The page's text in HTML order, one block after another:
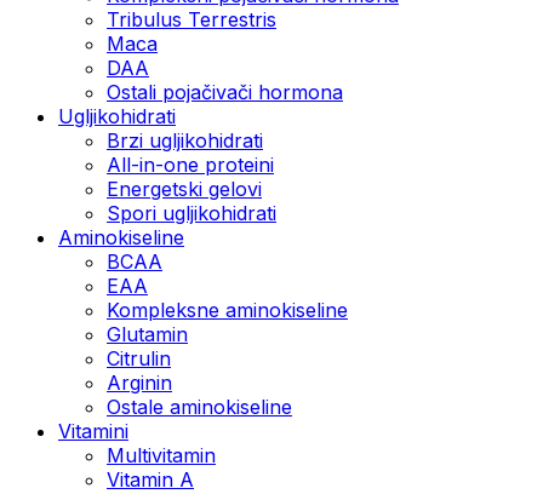
Tribulus Terrestris
Maca
DAA
Ostali pojačivači hormona
Ugljikohidrati
Brzi ugljikohidrati
All-in-one proteini
Energetski gelovi
Spori ugljikohidrati
Aminokiseline
BCAA
EAA
Kompleksne aminokiseline
Glutamin
Citrulin
Arginin
Ostale aminokiseline
Vitamini
Multivitamin
Vitamin A